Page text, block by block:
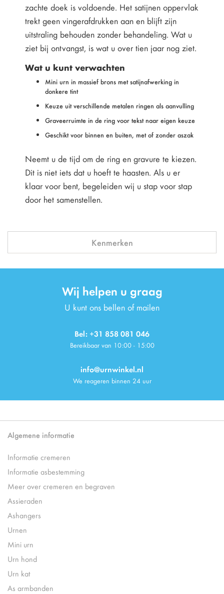
zachte doek is voldoende. Het satijnen oppervlak
trekt geen vingerafdrukken aan en blijft zijn
uitstraling behouden zonder behandeling. Wat u
ziet bij ontvangst, is wat u over tien jaar nog ziet.
Wat u kunt verwachten
Mini urn in massief brons met satijnafwerking in
donkere tint
Keuze uit verschillende metalen ringen als aanvulling
Graveerruimte in de ring voor tekst naar eigen keuze
Geschikt voor binnen en buiten, met of zonder aszak
Neemt u de tijd om de ring en gravure te kiezen.
Dit is niet iets dat u hoeft te haasten. Als u er
klaar voor bent, begeleiden wij u stap voor stap
door het samenstellen.
Kenmerken
Wij helpen u graag
U kunt ons bellen of mailen
Bel: +31 858 081 046
Bereikbaar van 10:00 - 15:00
info@urnwinkel.nl
We reageren binnen 24 uur
Algemene informatie
Informatie cremeren
Informatie asbestemming
Meer over cremeren en begraven
Assieraden
Ashangers
Urnen
Mini urn
Urn hond
Urn kat
As armbanden